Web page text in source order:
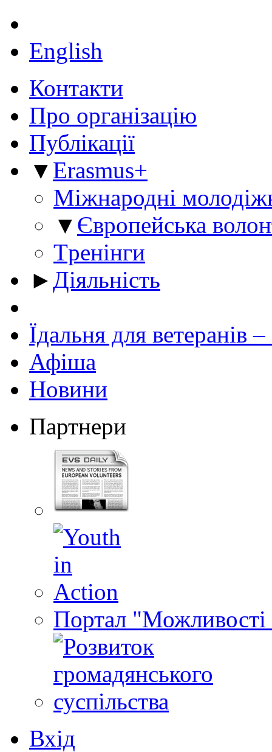
English
Контакти
Про організацію
Публікації
▼ Erasmus+
Міжнародні
▼ Європейська
Tренінги
►Діяльність
Їдальня для ветеранів
Афіша
Новини
Партнери
Портал "Можливості
Вхід